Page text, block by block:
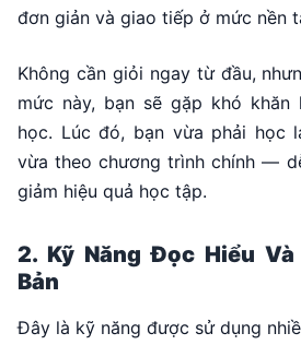
đơn giản và giao tiếp ở mức nền
Không cần giỏi ngay từ đầu,
mức này, bạn sẽ gặp khó
học. Lúc đó, bạn vừa phải học
vừa theo chương trình chính —
giảm hiệu quả học tập.
2. Kỹ Năng Đọc Hiểu
Bản
Đây là kỹ năng được sử dụng